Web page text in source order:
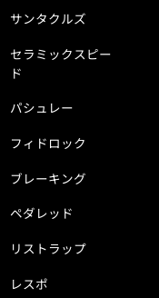
サンタクルズ
セラミックスピー
ド
パシュレー
フィドロック
ブレーキング
ペダレッド
リストラップ
レスポ